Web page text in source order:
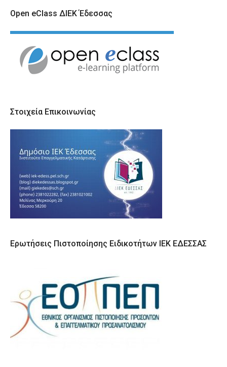
Open eClass ΔΙΕΚ Έδεσσας
Στοιχεία Επικοινωνίας
Ερωτήσεις Πιστοποίησης Ειδικοτήτων ΙΕΚ ΕΔΕΣΣΑΣ